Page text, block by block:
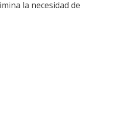
la necesidad de